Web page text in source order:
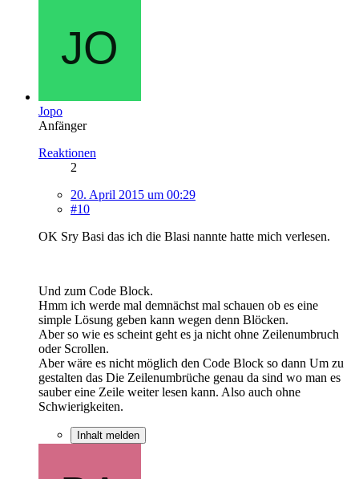
Jopo
Anfänger
Reaktionen
2
20. April 2015 um 00:29
#10
OK Sry Basi das ich die Blasi nannte hatte mich verlesen.
Und zum Code Block.
Hmm ich werde mal demnächst mal schauen ob es eine
simple Lösung geben kann wegen denn Blöcken.
Aber so wie es scheint geht es ja nicht ohne Zeilenumbruch
oder Scrollen.
Aber wäre es nicht möglich den Code Block so dann Um zu
gestalten das Die Zeilenumbrüche genau da sind wo man es
sauber eine Zeile weiter lesen kann. Also auch ohne
Schwierigkeiten.
Inhalt melden